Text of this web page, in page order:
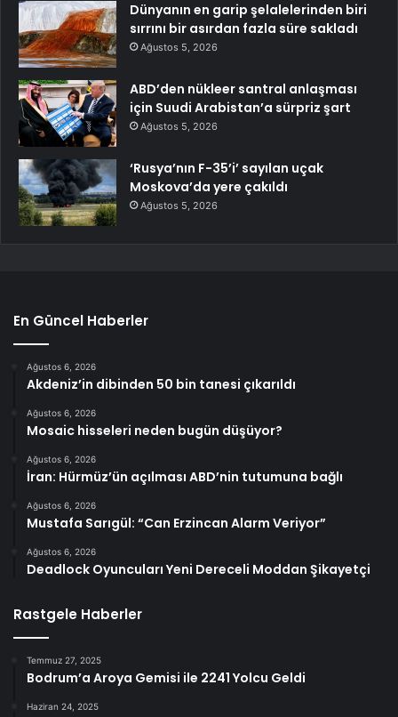
Dünyanın en garip şelalelerinden biri
sırrını bir asırdan fazla süre sakladı
Ağustos 5, 2026
ABD’den nükleer santral anlaşması
için Suudi Arabistan’a sürpriz şart
Ağustos 5, 2026
‘Rusya’nın F-35’i’ sayılan uçak
Moskova’da yere çakıldı
Ağustos 5, 2026
En Güncel Haberler
Ağustos 6, 2026
Akdeniz’in dibinden 50 bin tanesi çıkarıldı
Ağustos 6, 2026
Mosaic hisseleri neden bugün düşüyor?
Ağustos 6, 2026
İran: Hürmüz’ün açılması ABD’nin tutumuna bağlı
Ağustos 6, 2026
Mustafa Sarıgül: “Can Erzincan Alarm Veriyor”
Ağustos 6, 2026
Deadlock Oyuncuları Yeni Dereceli Moddan Şikayetçi
Rastgele Haberler
Temmuz 27, 2025
Bodrum’a Aroya Gemisi ile 2241 Yolcu Geldi
Haziran 24, 2025